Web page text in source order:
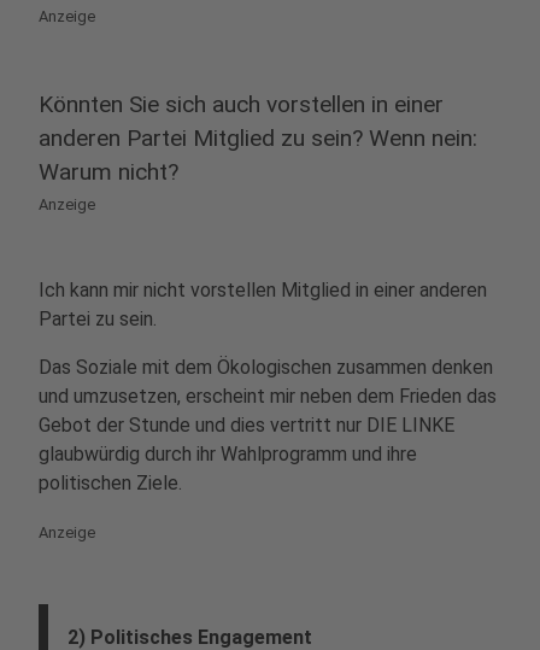
Anzeige
Könnten Sie sich auch vorstellen in einer
anderen Partei Mitglied zu sein? Wenn nein:
Warum nicht?
Anzeige
Ich kann mir nicht vorstellen Mitglied in einer anderen
Partei zu sein.
Das Soziale mit dem Ökologischen zusammen denken
und umzusetzen, erscheint mir neben dem Frieden das
Gebot der Stunde und dies vertritt nur DIE LINKE
glaubwürdig durch ihr Wahlprogramm und ihre
politischen Ziele.
Anzeige
2) Politisches Engagement